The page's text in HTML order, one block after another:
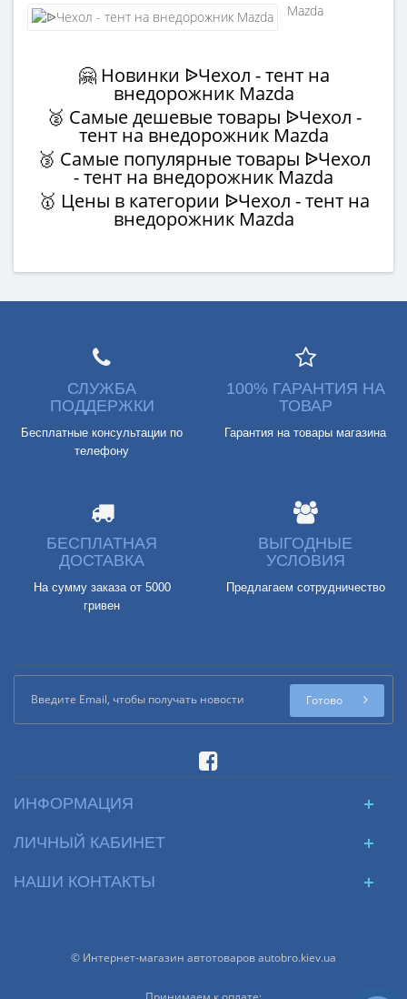
Mazda
🤗 Новинки ᐉЧехол - тент на
внедорожник Mazda
🥈 Самые дешевые товары ᐉЧехол -
тент на внедорожник Mazda
🥉 Самые популярные товары ᐉЧехол
- тент на внедорожник Mazda
🥇 Цены в категории ᐉЧехол - тент на
внедорожник Mazda
СЛУЖБА
ПОДДЕРЖКИ
Бесплатные консультации по
телефону
100% ГАРАНТИЯ НА
ТОВАР
Гарантия на товары магазина
БЕСПЛАТНАЯ
ДОСТАВКА
На сумму заказа от 5000
гривен
ВЫГОДНЫЕ
УСЛОВИЯ
Предлагаем сотрудничество
Готово
ИНФОРМАЦИЯ
ЛИЧНЫЙ КАБИНЕТ
НАШИ КОНТАКТЫ
© Интернет-магазин автотоваров autobro.kiev.ua